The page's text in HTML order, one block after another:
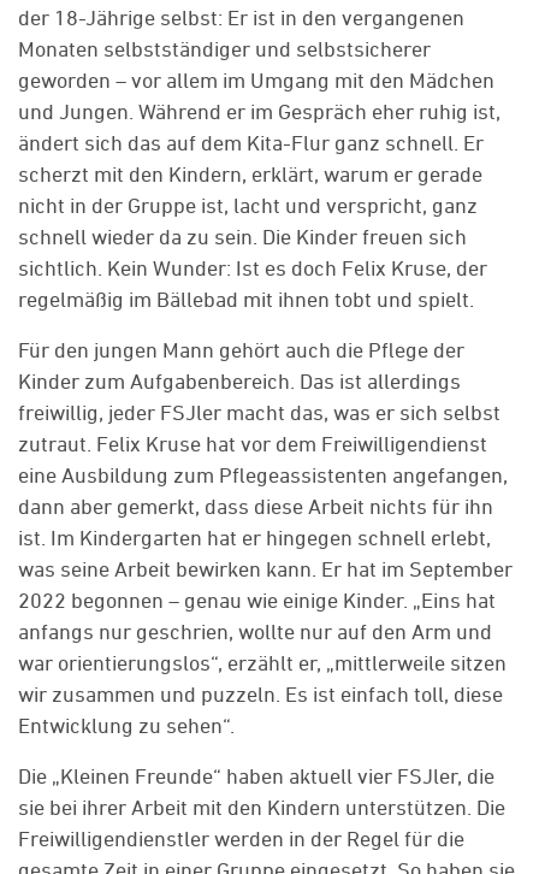
der 18-Jährige selbst: Er ist in den vergangenen
Monaten selbstständiger und selbstsicherer
geworden – vor allem im Umgang mit den Mädchen
und Jungen. Während er im Gespräch eher ruhig ist,
ändert sich das auf dem Kita-Flur ganz schnell. Er
scherzt mit den Kindern, erklärt, warum er gerade
nicht in der Gruppe ist, lacht und verspricht, ganz
schnell wieder da zu sein. Die Kinder freuen sich
sichtlich. Kein Wunder: Ist es doch Felix Kruse, der
regelmäßig im Bällebad mit ihnen tobt und spielt.
Für den jungen Mann gehört auch die Pflege der
Kinder zum Aufgabenbereich. Das ist allerdings
freiwillig, jeder FSJler macht das, was er sich selbst
zutraut. Felix Kruse hat vor dem Freiwilligendienst
eine Ausbildung zum Pflegeassistenten angefangen,
dann aber gemerkt, dass diese Arbeit nichts für ihn
ist. Im Kindergarten hat er hingegen schnell erlebt,
was seine Arbeit bewirken kann. Er hat im September
2022 begonnen – genau wie einige Kinder. „Eins hat
anfangs nur geschrien, wollte nur auf den Arm und
war orientierungslos“, erzählt er, „mittlerweile sitzen
wir zusammen und puzzeln. Es ist einfach toll, diese
Entwicklung zu sehen“.
Die „Kleinen Freunde“ haben aktuell vier FSJler, die
sie bei ihrer Arbeit mit den Kindern unterstützen. Die
Freiwilligendienstler werden in der Regel für die